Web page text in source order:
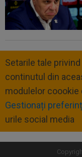
Setarile tale
continutul din
modulelor coookie
Gestionați
urile social media